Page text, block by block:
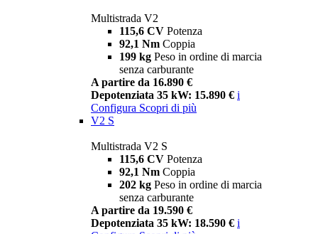
Multistrada V2
115,6 CV Potenza
92,1 Nm Coppia
199 kg Peso in ordine di marcia
senza carburante
A partire da 16.890 €
Depotenziata 35 kW: 15.890 € i
Configura Scopri di più
V2 S
Multistrada V2 S
115,6 CV Potenza
92,1 Nm Coppia
202 kg Peso in ordine di marcia
senza carburante
A partire da 19.590 €
Depotenziata 35 kW: 18.590 € i